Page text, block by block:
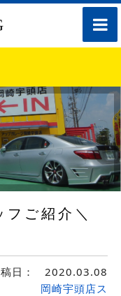
toggle
ご紹介＼
日： 2020.03.08
岡崎宇頭店ス